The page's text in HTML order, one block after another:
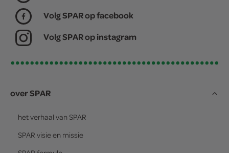
Volg SPAR op facebook
Volg SPAR op instagram
over SPAR
het verhaal van SPAR
SPAR visie en missie